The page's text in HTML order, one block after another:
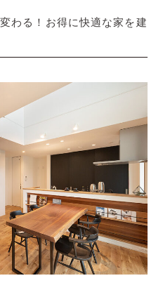
わる！お得に快適な家を建